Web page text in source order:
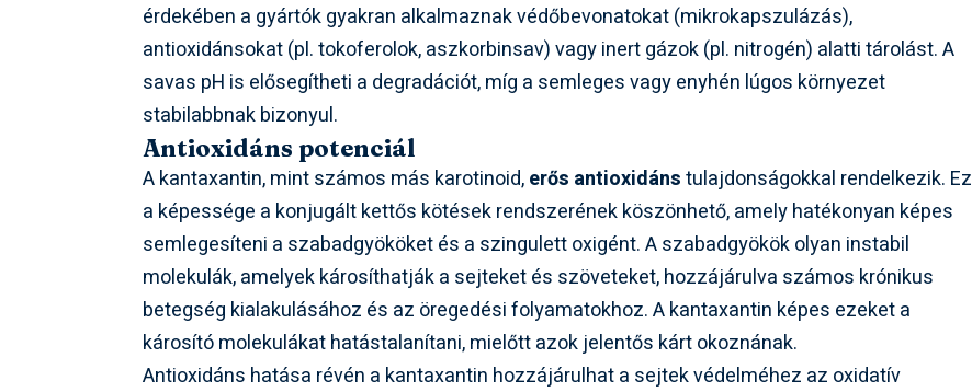
érdekében a gyártók gyakran alkalmaznak védőbevonatokat (mikrokapszulázás),
antioxidánsokat (pl. tokoferolok, aszkorbinsav) vagy inert gázok (pl. nitrogén) alatti tárolást. A
savas pH is elősegítheti a degradációt, míg a semleges vagy enyhén lúgos környezet
stabilabbnak bizonyul.
Antioxidáns potenciál
A kantaxantin, mint számos más karotinoid,erős antioxidánstulajdonságokkal rendelkezik. Ez
a képessége a konjugált kettős kötések rendszerének köszönhető, amely hatékonyan képes
semlegesíteni a szabadgyököket és a szingulett oxigént. A szabadgyökök olyan instabil
molekulák, amelyek károsíthatják a sejteket és szöveteket, hozzájárulva számos krónikus
betegség kialakulásához és az öregedési folyamatokhoz. A kantaxantin képes ezeket a
károsító molekulákat hatástalanítani, mielőtt azok jelentős kárt okoznának.
Antioxidáns hatása révén a kantaxantin hozzájárulhat a sejtek védelméhez az oxidatív